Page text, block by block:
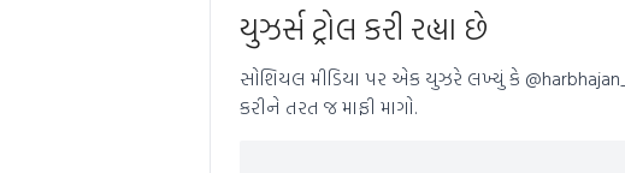
યુઝર્સ ટ્રોલ કરી રહ્યા છે
સોશિયલ મીડિયા પર એક યુઝરે લખ્યું કે
કરીને તરત જ માફી માગો.